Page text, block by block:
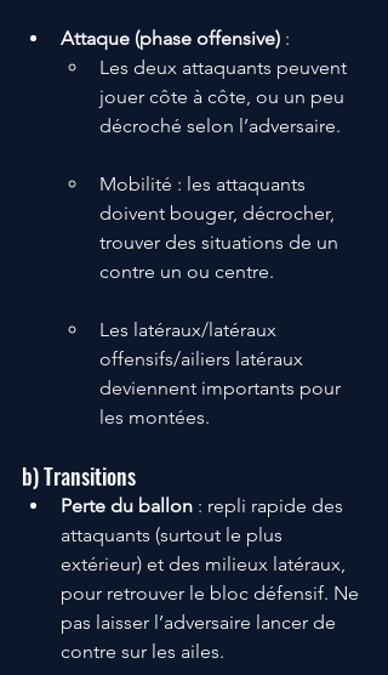
Attaque (phase offensive) :
Les deux attaquants peuvent
jouer côte à côte, ou un peu
décroché selon l’adversaire.
Mobilité : les attaquants
doivent bouger, décrocher,
trouver des situations de un
contre un ou centre.
Les latéraux/latéraux
offensifs/ailiers latéraux
deviennent importants pour
les montées.
b) Transitions
Perte du ballon : repli rapide des
attaquants (surtout le plus
extérieur) et des milieux latéraux,
pour retrouver le bloc défensif. Ne
pas laisser l’adversaire lancer de
contre sur les ailes.